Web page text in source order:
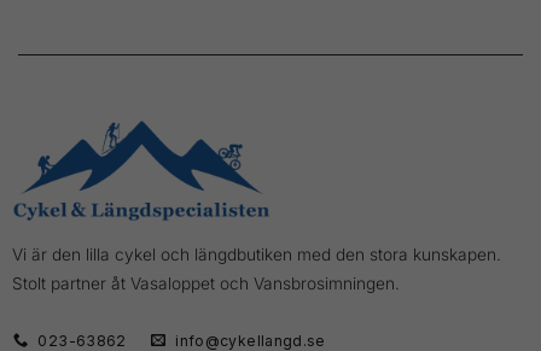
Vi är den lilla cykel och längdbutiken med den stora kunskapen.
Stolt partner åt Vasaloppet och Vansbrosimningen.
023-63862 info@cykellangd.se